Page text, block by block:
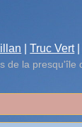
Truc Vert
de la presqu'île